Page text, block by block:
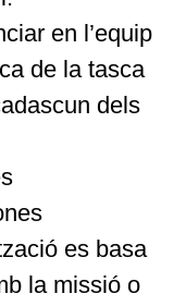
en l’equip
de la tasca
dels
es basa
la missió o